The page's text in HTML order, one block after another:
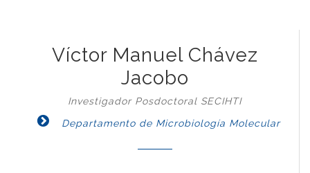
Víctor Manuel Chávez
Jacobo
Investigador Posdoctoral SECIHTI
Departamento de Microbiología Molecular